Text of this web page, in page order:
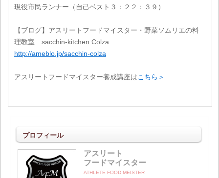
現役市民ランナー（自己ベスト３：２２：３９）
【ブログ】アスリートフードマイスター・野菜ソムリエの料
理教室 sacchin-kitchen Colza
http://ameblo.jp/sacchin-colza
アスリートフードマイスター養成講座はこちら＞
プロフィール
アスリート
フードマイスター
ATHLETE FOOD MEISTER